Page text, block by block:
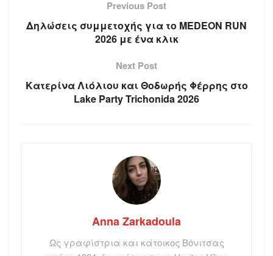
Previous Post
Δηλώσεις συμμετοχής για το MEDEON RUN
2026 με ένα κλικ
Next Post
Κατερίνα Λιόλιου και Θοδωρής Φέρρης στο
Lake Party Trichonida 2026
Anna Zarkadoula
Ως γραφίστρια και κάτοικος Βόνιτσας